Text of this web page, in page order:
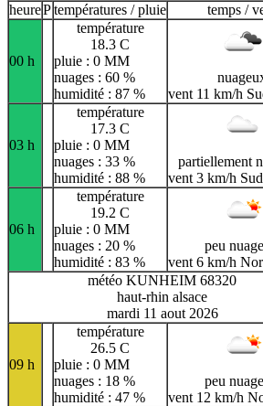
heurePtempératures / pluie temps /
00 h
température
18.3 C
pluie : 0 MM
nuages : 60 %
humidité : 87 %
vent 11 km/h
03 h
température
17.3 C
pluie : 0 MM
nuages : 33 %
humidité : 88 %
partiellement
vent 3 km/h
06 h
température
19.2 C
pluie : 0 MM
nuages : 20 %
humidité : 83 %
peu
vent 6 km/h
météo KUNHEIM 68320
haut-rhin alsace
mardi 11 aout 2026
09 h
température
26.5 C
pluie : 0 MM
nuages : 18 %
humidité : 47 %
peu
vent 12 km/h